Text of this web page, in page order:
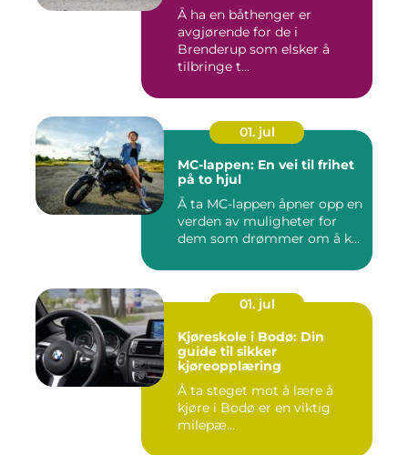
Å ha en båthenger er
avgjørende for de i
Brenderup som elsker å
tilbringe t...
01. jul
MC-lappen: En vei til frihet
på to hjul
Å ta MC-lappen åpner opp en
verden av muligheter for
dem som drømmer om å k...
01. jul
Kjøreskole i Bodø: Din
guide til sikker
kjøreopplæring
Å ta steget mot å lære å
kjøre i Bodø er en viktig
milepæ...